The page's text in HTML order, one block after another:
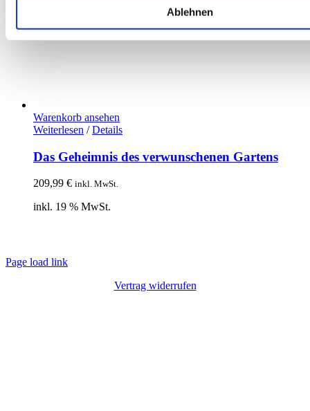
Ablehnen
Warenkorb ansehen
Weiterlesen / Details
Das Geheimnis des verwunschenen Gartens
209,99 € inkl. MwSt.
inkl. 19 % MwSt.
Page load link
Vertrag widerrufen